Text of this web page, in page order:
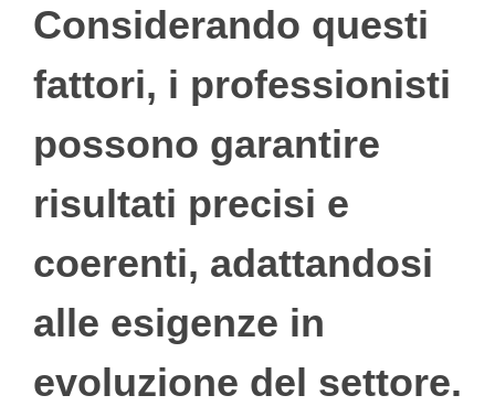
Considerando questi
fattori, i professionisti
possono garantire
risultati precisi e
coerenti, adattandosi
alle esigenze in
evoluzione del settore.